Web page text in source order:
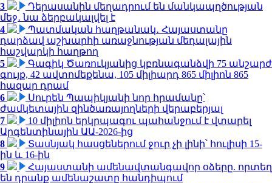
3
Դերասանին մեղադրում են մանկապղծության
մեջ․ նա ձերբակալվել է
4
Պատմական հաղթանակ․ Հայաստանը
դարձավ աշխարհի առաջնության մեդալային
հաշվարկի հաղթող
5
Գագիկ Ծառուկյանից կբռնագանձվի 75 անշարժ
գույք, 42 ավտոմեքենա, 105 միլիարդ 865 միլիոն 865
հազար դրամ
6
Սուրեն Պապիկյանի նոր հրամանը՝
ժամկետային զինծառայողների վերաբերյալ
7
10 միլիոն երկրպագու պահանջում է վտարել
Արգենտինային ԱԱ-2026-ից
8
Տասնյակ հասցեներում ջուր չի լինի՝ հուլիսի 15-
ին և 16-ին
9
Հայաստանի ամենավտանգավոր օձերը. որտեղ
են դրանք ամենաշատը հանդիպում